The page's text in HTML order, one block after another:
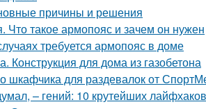
причины и решения
такое армопояс и зачем он нужен
требуется армопояс в доме
Конструкция для дома из газобетона
шкафчика для раздевалок от
– гений: 10 крутейших